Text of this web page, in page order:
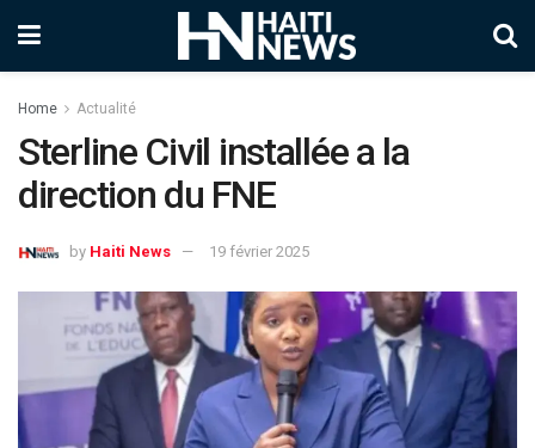
Home Actualité
Sterline Civil installée a la
direction du FNE
by Haiti News 19 février 2025